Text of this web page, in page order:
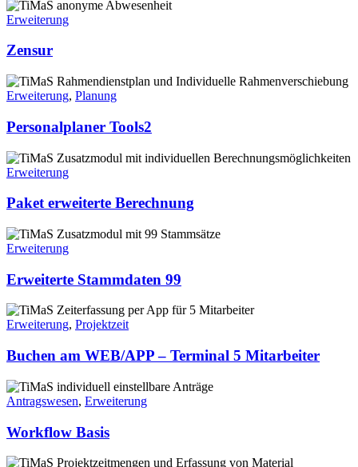
Erweiterung
Zensur
Erweiterung, Planung
Personalplaner Tools2
Erweiterung
Paket erweiterte Berechnung
Erweiterung
Erweiterte Stammdaten 99
Erweiterung, Projektzeit
Buchen am WEB/APP – Terminal 5 Mitarbeiter
Antragswesen, Erweiterung
Workflow Basis